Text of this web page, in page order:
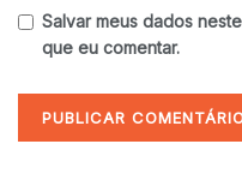
Salvar meus dados
que eu comentar.